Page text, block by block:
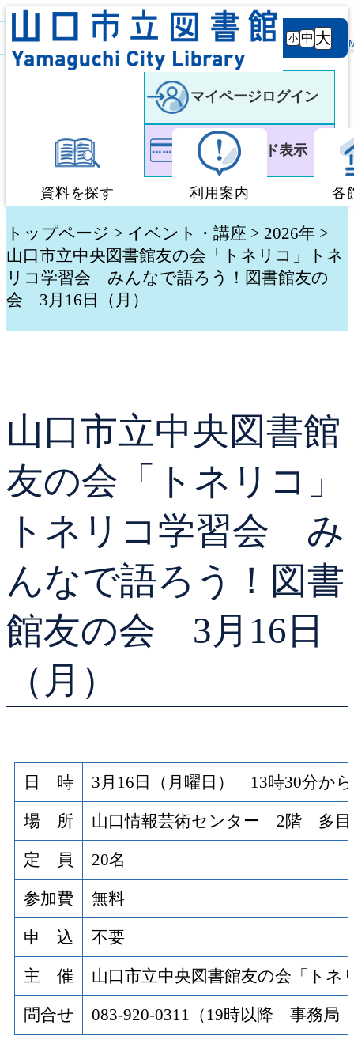
背景
白 黒
文字サ
イズ
小 中 大
マイページログイン
利用者カード表示
資料を探す
蔵書検索・予約
新着資料検索
予約ランキング
利用案内
図書館利用案内
移動図書館「ぶっく
ブックスタート体験
レファレンスサービ
好きなおはなしの
各
トップページ > イベント・講座 > 2026年 >
山口市立中央図書館友の会「トネリコ」トネ
リコ学習会 みんなで語ろう！図書館友の
会 3月16日（月）
山口市立中央図書館
友の会「トネリコ」
トネリコ学習会 み
んなで語ろう！図書
館友の会 3月16日
（月）
日 時 3月16日（月曜日） 13時30分か
場 所 山口情報芸術センター 2階 多目
定 員 20名
参加費 無料
申 込 不要
主 催 山口市立中央図書館友の会「トネ
問合せ 083-920-0311（19時以降 事務局